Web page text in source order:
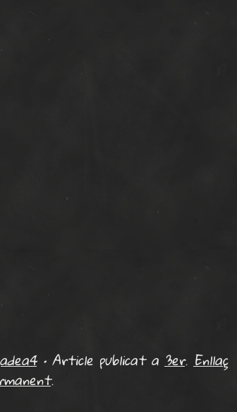
• Article publicat a 3er. Enllaç
.